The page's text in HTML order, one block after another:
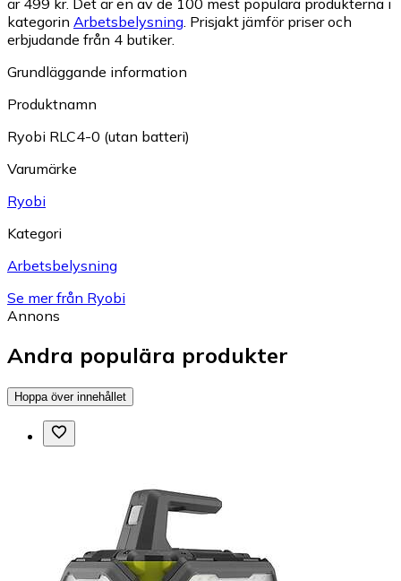
kategorin Arbetsbelysning Prisjakt jämför priser och
erbjudande från 4 butiker.
Grundläggande information
Produktnamn
Ryobi RLC4-0 (utan batteri)
Varumärke
Ryobi
Kategori
Arbetsbelysning
Se mer från Ryobi
Annons
Andra populära produkter
Hoppa över innehållet